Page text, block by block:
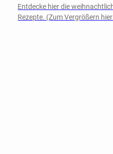
Entdecke hier die
Rezepte. (Zum Vergrößern